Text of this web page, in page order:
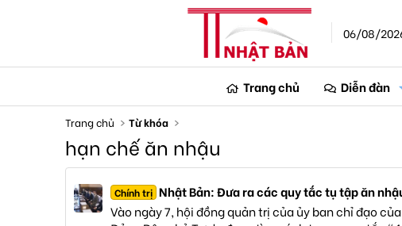
06/08/
Trang chủ Diễn đàn
Trang chủ Từ khóa
hạn chế ăn nhậu
Chính trị Nhật Bản: Đưa ra các quy tắc tụ tập ăn
Vào ngày 7, hội đồng quản trị của ủy ban chỉ đạo